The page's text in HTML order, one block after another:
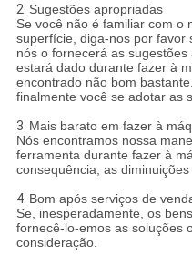
2. Sugestões apropriadas
Se você não é familiar com o
superfície, diga-nos por favor
nós o fornecerá as
estará dado durante fazer à
encontrado não bom
finalmente você se adotar as
3. Mais barato em fazer à
Nós encontramos nossa
ferramenta durante fazer à
consequência, as diminuições
4. Bom após serviços de
Se, inesperadamente, os
fornecê-lo-emos as soluções
consideração.